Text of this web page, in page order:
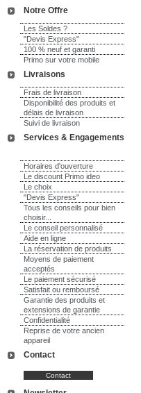
Notre Offre
Les Soldes ?
"Devis Express"
100 % neuf et garanti
Primo sur votre mobile
Livraisons
Frais de livraison
Disponibilité des produits et
délais de livraison
Suivi de livraison
Services & Engagements
Horaires d'ouverture
Le discount Primo ideo
Le choix
"Devis Express"
Tous les conseils pour bien
choisir...
Le conseil personnalisé
Aide en ligne
La réservation de produits
Moyens de paiement
acceptés
Le paiement sécurisé
Satisfait ou remboursé
Garantie des produits et
extensions de garantie
Confidentialité
Reprise de votre ancien
appareil
Contact